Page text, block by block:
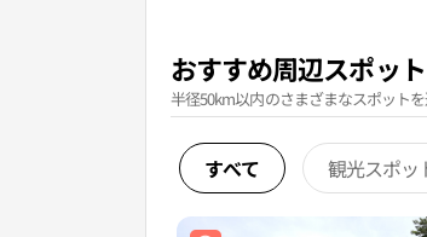
おすすめ周辺スポット
半径50km以内のさまざまなスポットを
すべて 観光スポッ